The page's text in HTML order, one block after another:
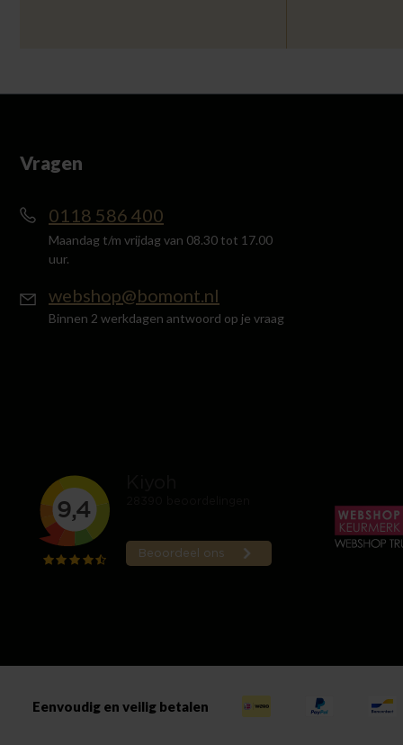
Vragen
0118 586 400
Maandag t/m vrijdag van 08.30 tot 17.00
uur.
webshop@bomont.nl
Binnen 2 werkdagen antwoord op je vraag
Eenvoudig en veilig betalen